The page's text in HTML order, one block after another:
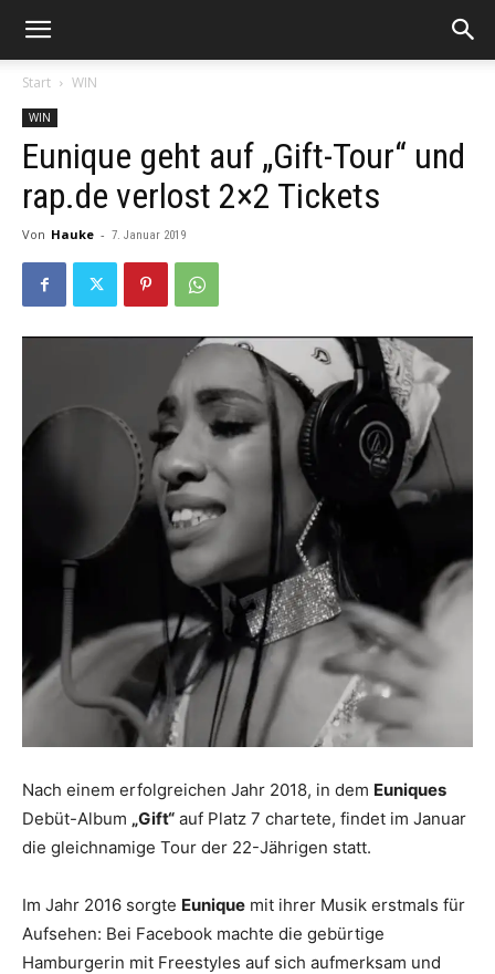
Start WIN
WIN
Eunique geht auf „Gift-Tour“ und
rap.de verlost 2×2 Tickets
Von Hauke - 7. Januar 2019
Nach einem erfolgreichen Jahr 2018, in dem Euniques
Debüt-Album „Gift“ auf Platz 7 chartete, findet im Januar
die gleichnamige Tour der 22-Jährigen statt.
Im Jahr 2016 sorgte Eunique mit ihrer Musik erstmals für
Aufsehen: Bei Facebook machte die gebürtige
Hamburgerin mit Freestyles auf sich aufmerksam und